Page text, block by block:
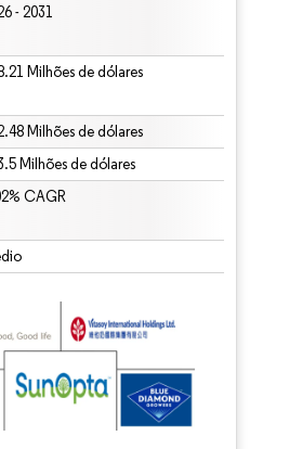
- 2031
Milhões de dólares
Milhões de dólares
Milhões de dólares
CAGR
atribuição conforme CC BY 4.0.